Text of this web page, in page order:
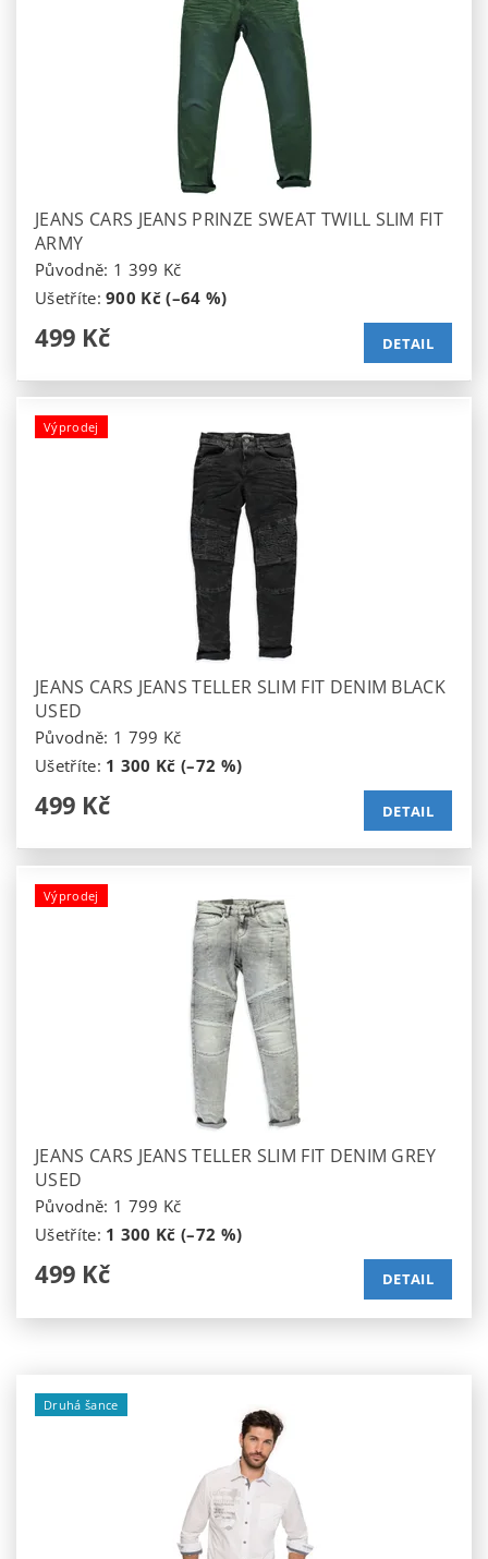
JEANS CARS JEANS PRINZE SWEAT TWILL SLIM FIT
ARMY
Původně: 1 399 Kč
Ušetříte:900 Kč (–64 %)
499 Kč DETAIL
Výprodej
JEANS CARS JEANS TELLER SLIM FIT DENIM BLACK
USED
Původně: 1 799 Kč
Ušetříte: 1 300 Kč (–72 %)
499 Kč DETAIL
Výprodej
JEANS CARS JEANS TELLER SLIM FIT DENIM GREY
USED
Původně: 1 799 Kč
Ušetříte: 1 300 Kč (–72 %)
499 Kč DETAIL
Druhá šance